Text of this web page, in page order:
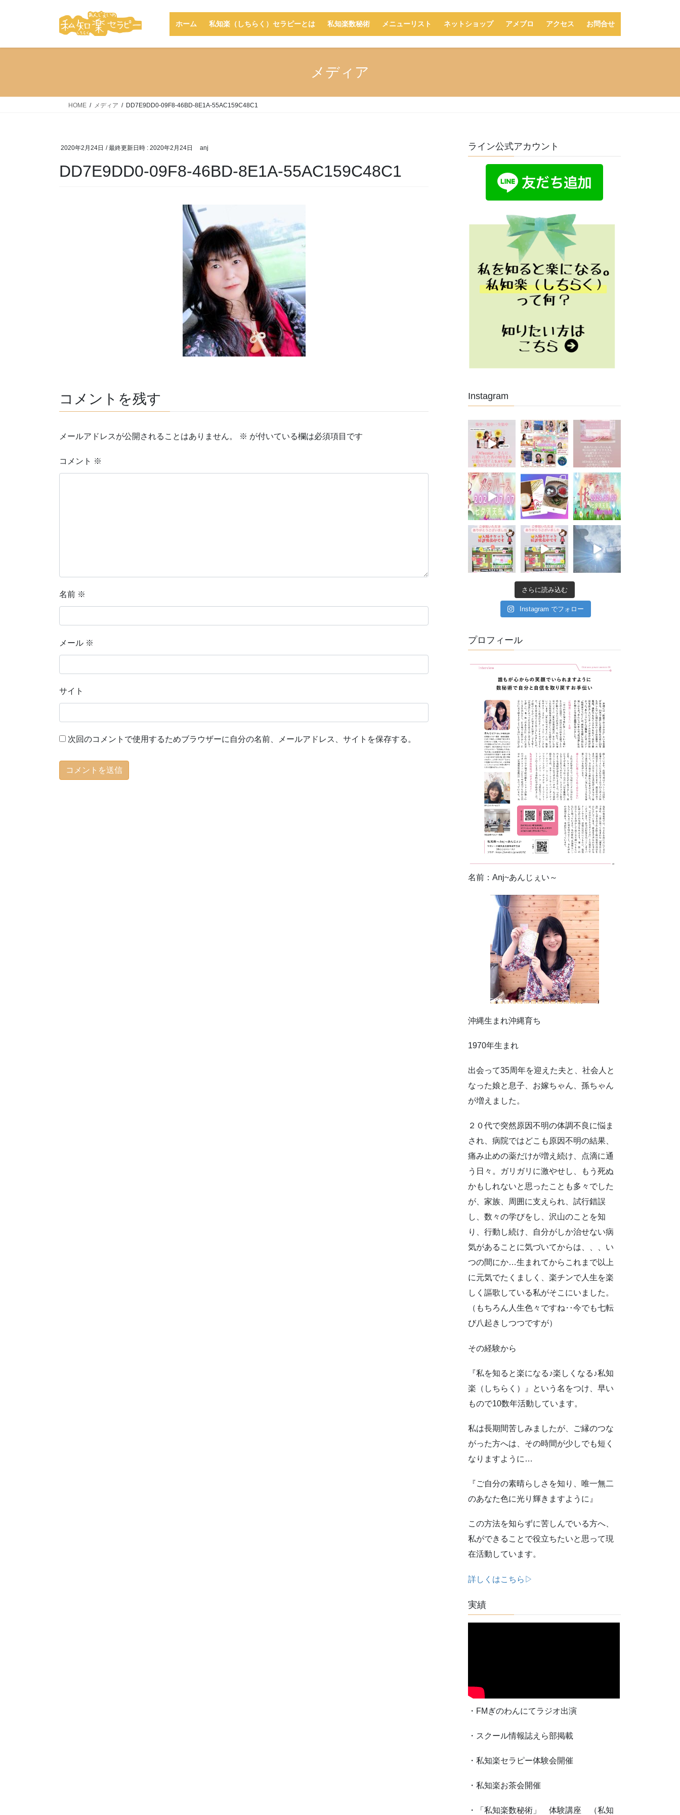
ホーム 私知楽（しちらく）セラピーとは 私知楽数秘術 メニューリスト ネットショップ アメブロ アクセス お問合せ
メディア
HOME メディア DD7E9DD0-09F8-46BD-8E1A-55AC159C48C1
2020年2月24日 / 最終更新日時 : 2020年2月24日 anj
DD7E9DD0-09F8-46BD-8E1A-55AC159C48C1
コメントを残す
メールアドレスが公開されることはありません。 ※ が付いている欄は必須項目です
コメント ※
名前 ※
メール ※
サイト
次回のコメントで使用するためブラウザーに自分の名前、メールアドレス、サイトを保存する。
ライン公式アカウント
Instagram
さらに読み込む
Instagram でフォロー
プロフィール
名前：Anj~あんじぇい～
沖縄生まれ沖縄育ち
1970年生まれ
出会って35周年を迎えた夫と、社会人と
なった娘と息子、お嫁ちゃん、孫ちゃん
が増えました。
２０代で突然原因不明の体調不良に悩ま
され、病院ではどこも原因不明の結果、
痛み止めの薬だけが増え続け、点滴に通
う日々。ガリガリに激やせし、もう死ぬ
かもしれないと思ったことも多々でした
が、家族、周囲に支えられ、試行錯誤
し、数々の学びをし、沢山のことを知
り、行動し続け、自分がしか治せない病
気があることに気づいてからは、、、い
つの間にか…生まれてからこれまで以上
に元気でたくましく、楽チンで人生を楽
しく謳歌している私がそこにいました。
（もちろん人生色々ですね‥今でも七転
び八起きしつつですが）
その経験から
『私を知ると楽になる♪楽しくなる♪私知
楽（しちらく）』という名をつけ、早い
もので10数年活動しています。
私は長期間苦しみましたが、ご縁のつな
がった方へは、その時間が少しでも短く
なりますように…
『ご自分の素晴らしさを知り、唯一無二
のあなた色に光り輝きますように』
この方法を知らずに苦しんでいる方へ、
私ができることで役立ちたいと思って現
在活動しています。
詳しくはこちら▷
実績
・FMぎのわんにてラジオ出演
・スクール情報誌えら部掲載
・私知楽セラピー体験会開催
・私知楽お茶会開催
・「私知楽数秘術」 体験講座 （私知